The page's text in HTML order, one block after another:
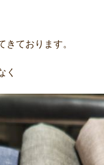
きております。
く